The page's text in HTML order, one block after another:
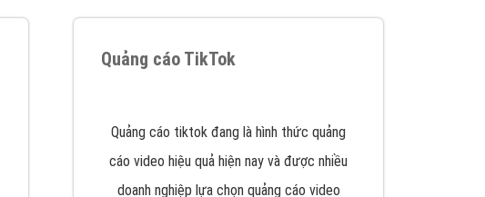
Quảng cáo TikTok
Quảng cáo tiktok đang là hình thức quảng
cáo video hiệu quả hiện nay và được nhiều
doanh nghiệp lựa chọn quảng cáo video